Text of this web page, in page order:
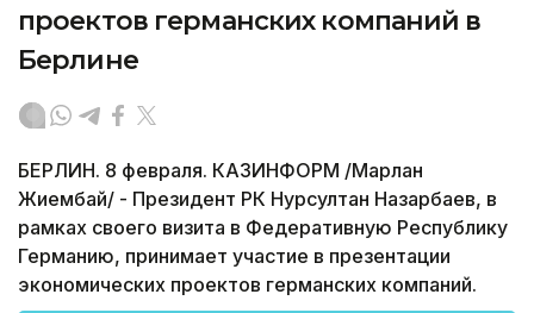
проектов германских компаний в
Берлине
БЕРЛИН. 8 февраля. КАЗИНФОРМ /Марлан
Жиембай/ - Президент РК Нурсултан Назарбаев, в
рамках своего визита в Федеративную Республику
Германию, принимает участие в презентации
экономических проектов германских компаний.